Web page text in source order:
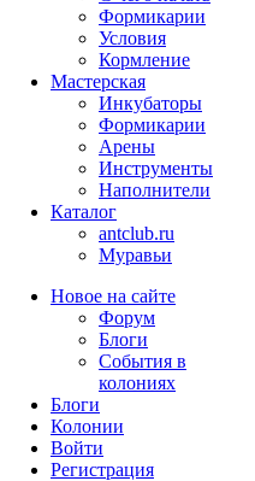
Формикарии
Условия
Кормление
Мастерская
Инкубаторы
Формикарии
Арены
Инструменты
Наполнители
Каталог
antclub.ru
Муравьи
Новое на сайте
Форум
Блоги
События в
колониях
Блоги
Колонии
Войти
Peгиcтpaция